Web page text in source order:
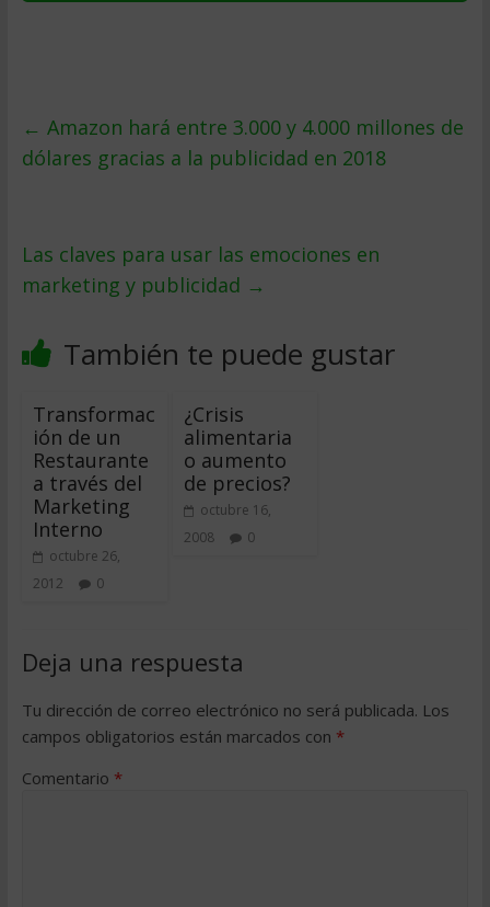
← Amazon hará entre 3.000 y 4.000 millones de
dólares gracias a la publicidad en 2018
Las claves para usar las emociones en
marketing y publicidad →
También te puede gustar
Transformac
ión de un
Restaurante
a través del
Marketing
Interno
octubre 26,
2012
0
¿Crisis
alimentaria
o aumento
de precios?
octubre 16,
2008
0
Deja una respuesta
Tu dirección de correo electrónico no será publicada. Los
campos obligatorios están marcados con *
Comentario *